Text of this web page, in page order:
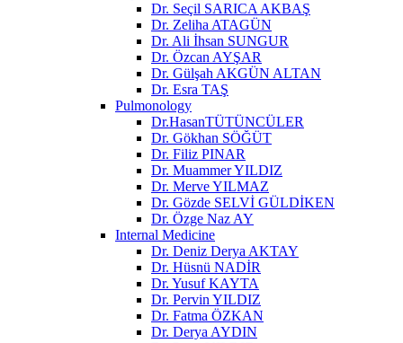
Dr. Seçil SARICA AKBAŞ
Dr. Zeliha ATAGÜN
Dr. Ali İhsan SUNGUR
Dr. Özcan AYŞAR
Dr. Gülşah AKGÜN ALTAN
Dr. Esra TAŞ
Pulmonology
Dr.HasanTÜTÜNCÜLER
Dr. Gökhan SÖĞÜT
Dr. Filiz PINAR
Dr. Muammer YILDIZ
Dr. Merve YILMAZ
Dr. Gözde SELVİ GÜLDİKEN
Dr. Özge Naz AY
Internal Medicine
Dr. Deniz Derya AKTAY
Dr. Hüsnü NADİR
Dr. Yusuf KAYTA
Dr. Pervin YILDIZ
Dr. Fatma ÖZKAN
Dr. Derya AYDIN